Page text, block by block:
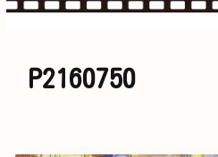
P2160750